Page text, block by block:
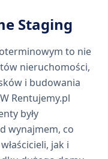
Staging
to nie
nieruchomości,
i budowania
Rentujemy.pl
były
wynajmem, co
jak i